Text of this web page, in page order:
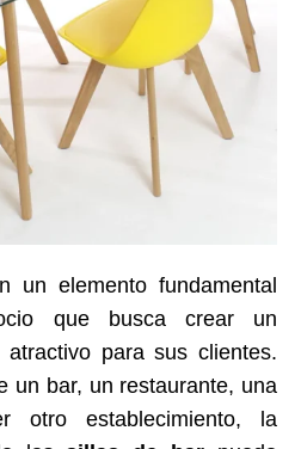
un elemento fundamental
que busca crear un
para sus clientes.
un bar, un restaurante, una
otro establecimiento, la